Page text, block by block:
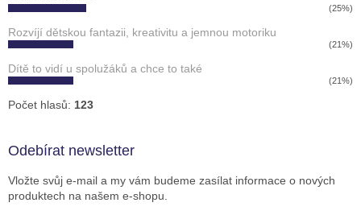
(25%)
Rozvíjí dětskou fantazii, kreativitu a jemnou motoriku
(21%)
Dítě to vidí u spolužáků a chce to také
(21%)
Počet hlasů: 123
Odebírat newsletter
Vložte svůj e-mail a my vám budeme zasílat informace o nových
produktech na našem e-shopu.